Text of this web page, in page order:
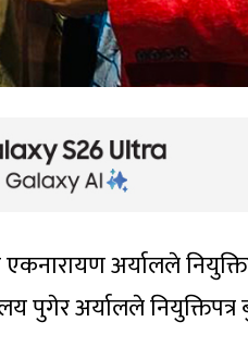
अर्यालले
पुगेर अर्यालले